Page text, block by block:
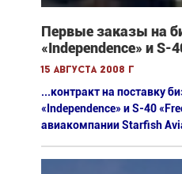
Первые заказы на
«Independence» и S-
15 августа 2008 г
...контракт на поставку
«Independence» и S-40
авиакомпании Starfish